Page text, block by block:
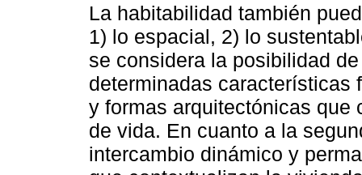
La habitabilidad también
1) lo espacial, 2) lo
se considera la posibilidad
determinadas
y formas arquitectónicas que
de vida. En cuanto a la
intercambio dinámico y